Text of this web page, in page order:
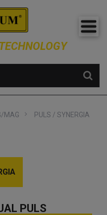
MAG
PULS / SYNERGIA
PULS